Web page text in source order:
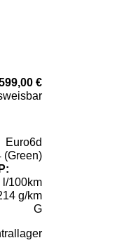
€
Euro6d
(Green)
l/100km
g/km
G